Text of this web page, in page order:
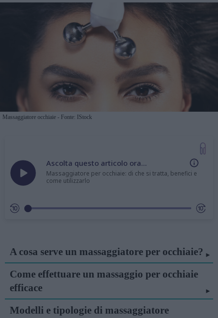
Massaggiatore occhiaie - Fonte: IStock
Ascolta questo articolo ora...
Massaggiatore per occhiaie: di che si tratta, benefici e
come utilizzarlo
A cosa serve un massaggiatore per occhiaie?
Come effettuare un massaggio per occhiaie
efficace
Modelli e tipologie di massaggiatore